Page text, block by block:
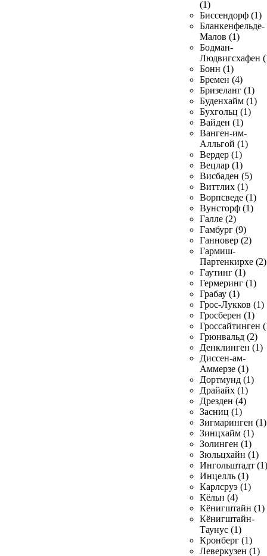
(1)
Биссендорф (1)
Бланкенфельде-
Малов (1)
Бодман-
Людвигсхафен
Бонн (1)
Бремен (4)
Бризеланг (1)
Буденхайм (1)
Бухгольц (1)
Вайден (1)
Ванген-им-
Алльгой (1)
Вердер (1)
Вецлар (1)
Висбаден (5)
Виттлих (1)
Ворпсведе (1)
Вунсторф (1)
Галле (2)
Гамбург (9)
Ганновер (2)
Гармиш-
Партенкирхе (2)
Гаутинг (1)
Гермеринг (1)
Грабау (1)
Грос-Лукков (1)
Гросберен (1)
Гроссайтинген
Грюнвальд (2)
Денклинген (1)
Диссен-ам-
Аммерзе (1)
Дортмунд (1)
Драйайх (1)
Дрезден (4)
Засниц (1)
Зигмаринген (1)
Зинцхайм (1)
Золинген (1)
Зюльцхайн (1)
Ингольштадт (1)
Инцелль (1)
Карлсруэ (1)
Кёльн (4)
Кёнигштайн (1)
Кёнигштайн-
Таунус (1)
Кронберг (1)
Леверкузен (1)